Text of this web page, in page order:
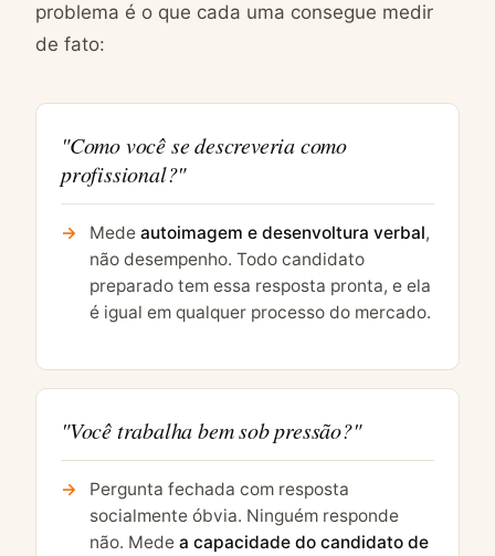
problema é o que cada uma consegue medir
de fato:
"Como você se descreveria como
profissional?"
Mede autoimagem e desenvoltura verbal,
não desempenho. Todo candidato
preparado tem essa resposta pronta, e ela
é igual em qualquer processo do mercado.
"Você trabalha bem sob pressão?"
Pergunta fechada com resposta
socialmente óbvia. Ninguém responde
não. Mede a capacidade do candidato de